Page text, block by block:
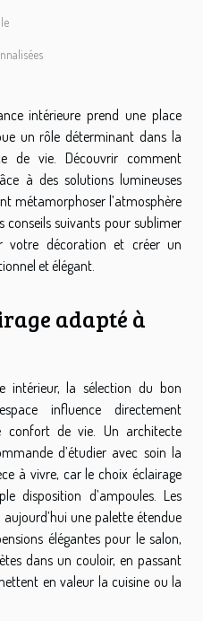
intérieure prend une place
un rôle déterminant dans la
de vie. Découvrir comment
à des solutions lumineuses
métamorphoser l’atmosphère
conseils suivants pour sublimer
votre décoration et créer un
et élégant.
adapté à
intérieur, la sélection du bon
influence directement
confort de vie. Un architecte
d’étudier avec soin la
à vivre, car le choix éclairage
disposition d’ampoules. Les
une palette étendue
élégantes pour le salon,
dans un couloir, en passant
en valeur la cuisine ou la